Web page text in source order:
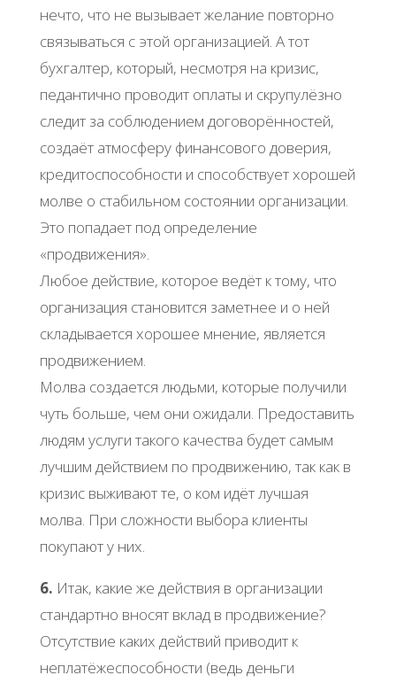
нечто, что не вызывает желание повторно
связываться с этой организацией. А тот
бухгалтер, который, несмотря на кризис,
педантично проводит оплаты и скрупулёзно
следит за соблюдением договорённостей,
создаёт атмосферу финансового доверия,
кредитоспособности и способствует хорошей
молве о стабильном состоянии организации.
Это попадает под определение
«продвижения».
Любое действие, которое ведёт к тому, что
организация становится заметнее и о ней
складывается хорошее мнение, является
продвижением.
Молва создается людьми, которые получили
чуть больше, чем они ожидали. Предоставить
людям услуги такого качества будет самым
лучшим действием по продвижению, так как в
кризис выживают те, о ком идёт лучшая
молва. При сложности выбора клиенты
покупают у них.
6. Итак, какие же действия в организации
стандартно вносят вклад в продвижение?
Отсутствие каких действий приводит к
неплатёжеспособности (ведь деньги